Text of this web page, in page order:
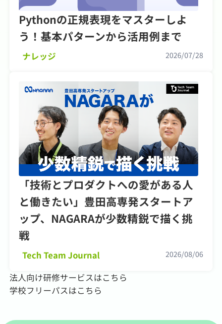
法人向け研修サービスはこちら
学校フリーパスはこちら
Pythonの正規表現をマスターしよ
う！基本パターンから活用例まで
ナレッジ 2026/07/28
「技術とプロダクトへの愛がある人
と働きたい」豊田高専発スタートア
ップ、NAGARAが少数精鋭で描く挑
戦
Tech Team Journal 2026/08/06